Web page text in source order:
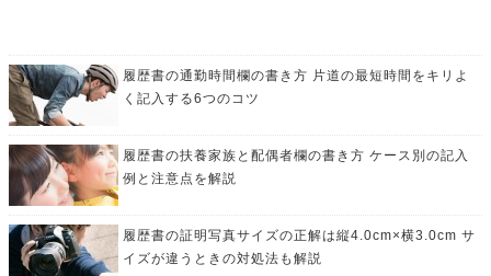
履歴書の通勤時間欄の書き方 片道の最短時間をキリよ
く記入する6つのコツ
履歴書の扶養家族と配偶者欄の書き方 ケース別の記入
例と注意点を解説
履歴書の証明写真サイズの正解は縦4.0cm×横3.0cm サ
イズが違うときの対処法も解説